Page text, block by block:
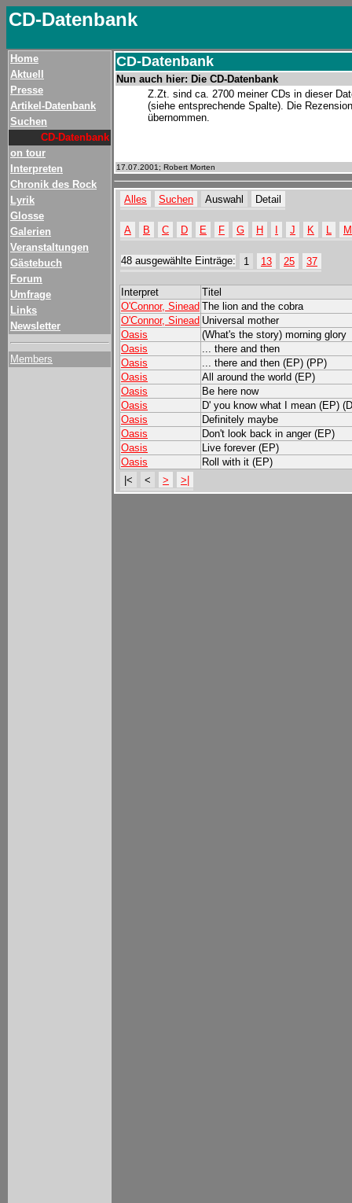
CD-Datenbank
Home
Aktuell
Presse
Artikel-Datenbank
Suchen
CD-Datenbank
on tour
Interpreten
Chronik des Rock
Lyrik
Glosse
Galerien
Veranstaltungen
Gästebuch
Forum
Umfrage
Links
Newsletter
Members
CD-Datenbank
Nun auch hier: Die CD-Datenbank
Z.Zt. sind ca. 2700 meiner CDs in dieser
(siehe entsprechende Spalte). Die
übernommen.
17.07.2001; Robert Morten
Alles Suchen Auswahl Detail
A B C D E F G H J K L M
48 ausgewählte Einträge: 1 13 25 37
Interpret
Titel
O'Connor, Sinead The lion and the cobra
O'Connor, Sinead Universal mother
Oasis
(What's the story) morning glory
Oasis
... there and then
Oasis
... there and then (EP) (PP)
Oasis
All around the world (EP)
Oasis
Be here now
Oasis
D' you know what I mean (EP)
Oasis
Definitely maybe
Oasis
Don't look back in anger (EP)
Oasis
Live forever (EP)
Oasis
Roll with it (EP)
|<
< > >|